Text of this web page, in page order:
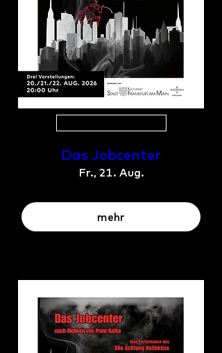
Das Jobcenter
Fr., 21. Aug.
mehr